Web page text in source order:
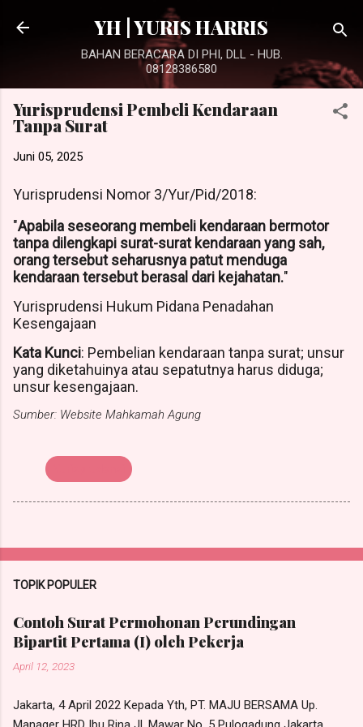
Langsung ke konten utama
YH | YURIS HARRIS
BAHAN BERACARA DI PHI, DLL - HUB.
08128386580
Yurisprudensi Pembeli Kendaraan
Tanpa Surat
Juni 05, 2025
Yurisprudensi Nomor 3/Yur/Pid/2018:
"Apabila seseorang membeli kendaraan bermotor
tanpa dilengkapi surat-surat kendaraan yang sah,
orang tersebut seharusnya patut menduga
kendaraan tersebut berasal dari kejahatan."
Yurisprudensi Hukum Pidana Penadahan
Kesengajaan
Kata Kunci: Pembelian kendaraan tanpa surat; unsur
yang diketahuinya atau sepatutnya harus diduga;
unsur kesengajaan.
Sumber: Website Mahkamah Agung
TOPIK POPULER
Contoh Surat Permohonan Perundingan
Bipartit Pertama (I) oleh Pekerja
April 12, 2023
Jakarta, 4 April 2022 Kepada Yth, PT. MAJU BERSAMA Up.